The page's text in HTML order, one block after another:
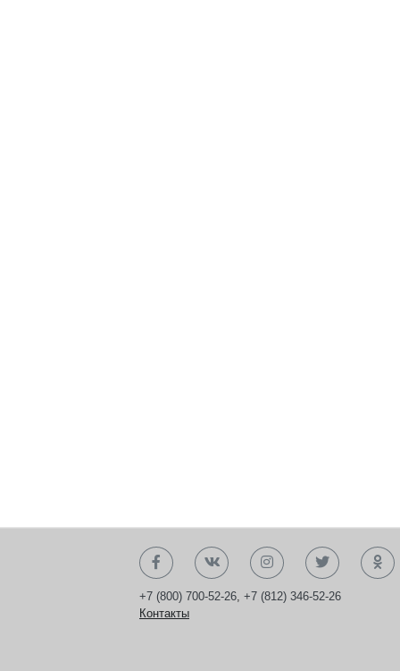
+7 (800) 700-52-26, +7 (812) 346-52-26
Контакты